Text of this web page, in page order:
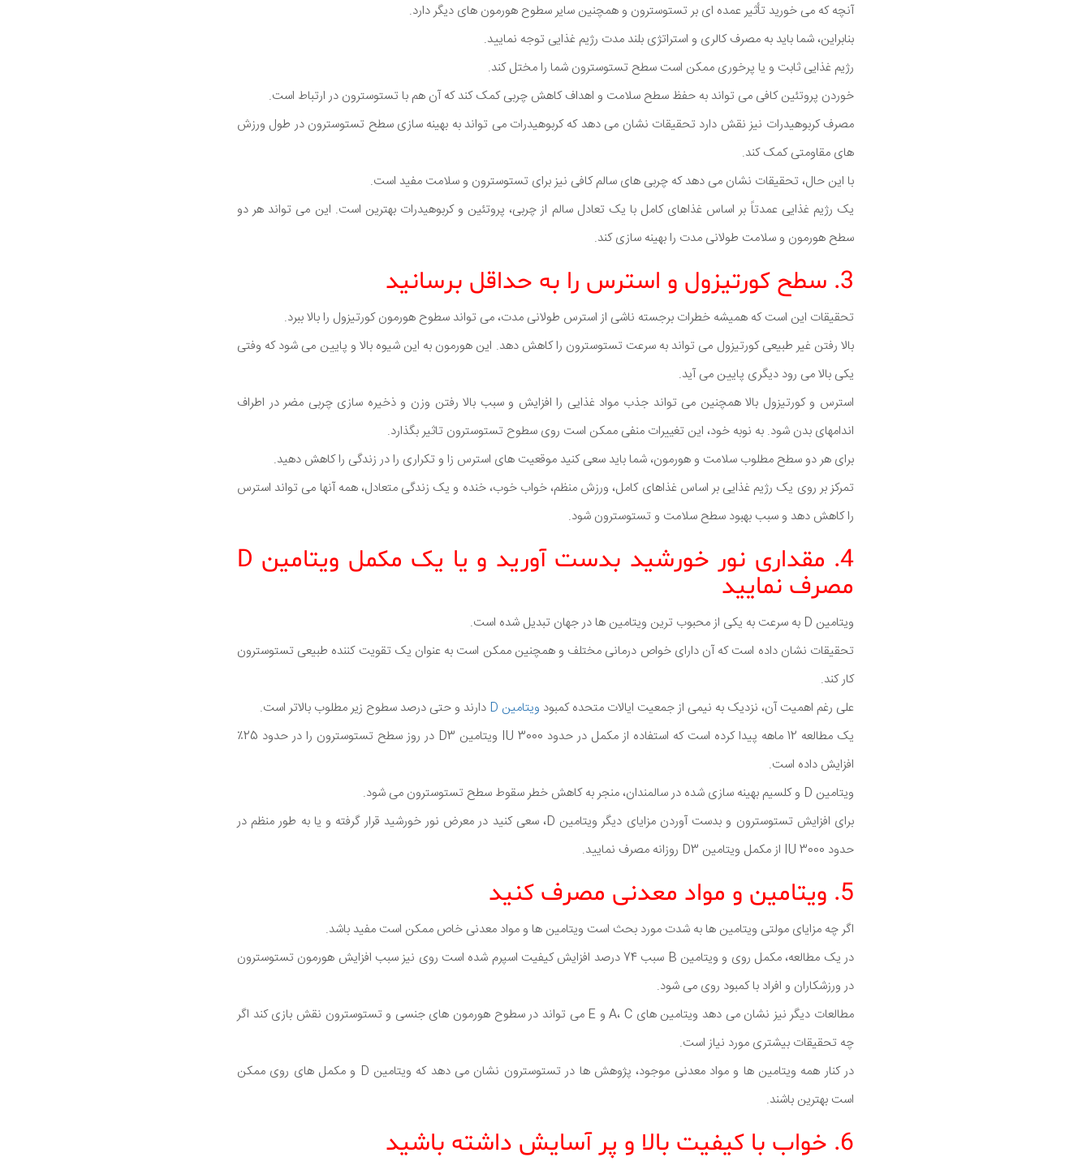
آنچه که می خورید تأثیر عمده ای بر تستوسترون و همچنین سایر سطوح هورمون های دیگر دارد.
بنابراین، شما باید به مصرف کالری و استراتژی بلند مدت رژیم غذایی توجه نمایید.
رژیم غذایی ثابت و یا پرخوری ممکن است سطح تستوسترون شما را مختل کند.
خوردن پروتئین کافی می تواند به حفظ سطح سلامت و اهداف کاهش چربی کمک کند که آن هم با تستوسترون در ارتباط است.
مصرف کربوهیدرات نیز نقش دارد تحقیقات نشان می دهد که کربوهیدرات می تواند به بهینه سازی سطح تستوسترون در طول ورزش
های مقاومتی کمک کند.
با این حال، تحقیقات نشان می دهد که چربی های سالم کافی نیز برای تستوسترون و سلامت مفید است.
یک رژیم غذایی عمدتاً بر اساس غذاهای کامل با یک تعادل سالم از چربی، پروتئین و کربوهیدرات بهترین است. این می تواند هر دو
سطح هورمون و سلامت طولانی مدت را بهینه سازی کند.
3. سطح کورتیزول و استرس را به حداقل برسانید
تحقیقات این است که همیشه خطرات برجسته ناشی از استرس طولانی مدت، می تواند سطوح هورمون کورتیزول را بالا ببرد.
بالا رفتن غیر طبیعی کورتیزول می تواند به سرعت تستوسترون را کاهش دهد. این هورمون به این شیوه بالا و پایین می شود که وفتی
یکی بالا می رود دیگری پایین می آید.
استرس و کورتیزول بالا همچنین می تواند جذب مواد غذایی را افزایش و سبب بالا رفتن وزن و ذخیره سازی چربی مضر در اطراف
اندامهای بدن شود. به نوبه خود، این تغییرات منفی ممکن است روی سطوح تستوسترون تاثیر بگذارد.
برای هر دو سطح مطلوب سلامت و هورمون، شما باید سعی کنید موقعیت های استرس زا و تکراری را در زندگی را کاهش دهید.
تمرکز بر روی یک رژیم غذایی بر اساس غذاهای کامل، ورزش منظم، خواب خوب، خنده و یک زندگی متعادل، همه آنها می تواند استرس
را کاهش دهد و سبب بهبود سطح سلامت و تستوسترون شود.
4. مقداری نور خورشید بدست آورید و یا یک مکمل ویتامین D
مصرف نمایید
ویتامین D به سرعت به یکی از محبوب ترین ویتامین ها در جهان تبدیل شده است.
تحقیقات نشان داده است که آن دارای خواص درمانی مختلف و همچنین ممکن است به عنوان یک تقویت کننده طبیعی تستوسترون
کار کند.
علی رغم اهمیت آن، نزدیک به نیمی از جمعیت ایالات متحده کمبود ویتامین D
دارند و حتی درصد سطوح زیر مطلوب بالاتر است.
یک مطالعه 12 ماهه پیدا کرده است که استفاده از مکمل در حدود 3000 IU ویتامین D3 در روز سطح تستوسترون را در حدود 25٪
افزایش داده است.
ویتامین D و کلسیم بهینه سازی شده در سالمندان، منجر به کاهش خطر سقوط سطح تستوسترون می شود.
برای افزایش تستوسترون و بدست آوردن مزایای دیگر ویتامین D، سعی کنید در معرض نور خورشید قرار گرفته و یا به طور منظم در
حدود 3000 IU از مکمل ویتامین D3 روزانه مصرف نمایید.
5. ویتامین و مواد معدنی مصرف کنید
اگر چه مزایای مولتی ویتامین ها به شدت مورد بحث است ویتامین ها و مواد معدنی خاص ممکن است مفید باشد.
در یک مطالعه، مکمل روی و ویتامین B سبب 74 درصد افزایش کیفیت اسپرم شده است روی نیز سبب افزایش هورمون تستوسترون
در ورزشکاران و افراد با کمبود روی می شود.
مطالعات دیگر نیز نشان می دهد ویتامین های A، C و E می تواند در سطوح هورمون های جنسی و تستوسترون نقش بازی کند اگر
چه تحقیقات بیشتری مورد نیاز است.
در کنار همه ویتامین ها و مواد معدنی موجود، پژوهش ها در تستوسترون نشان می دهد که ویتامین D و مکمل های روی ممکن
است بهترین باشند.
6. خواب با کیفیت بالا و پر آسایش داشته باشید